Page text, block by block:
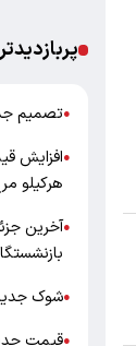
●تصمیم
●افزایش
هرکیلو
●آخرین
●شوک
●قیمت